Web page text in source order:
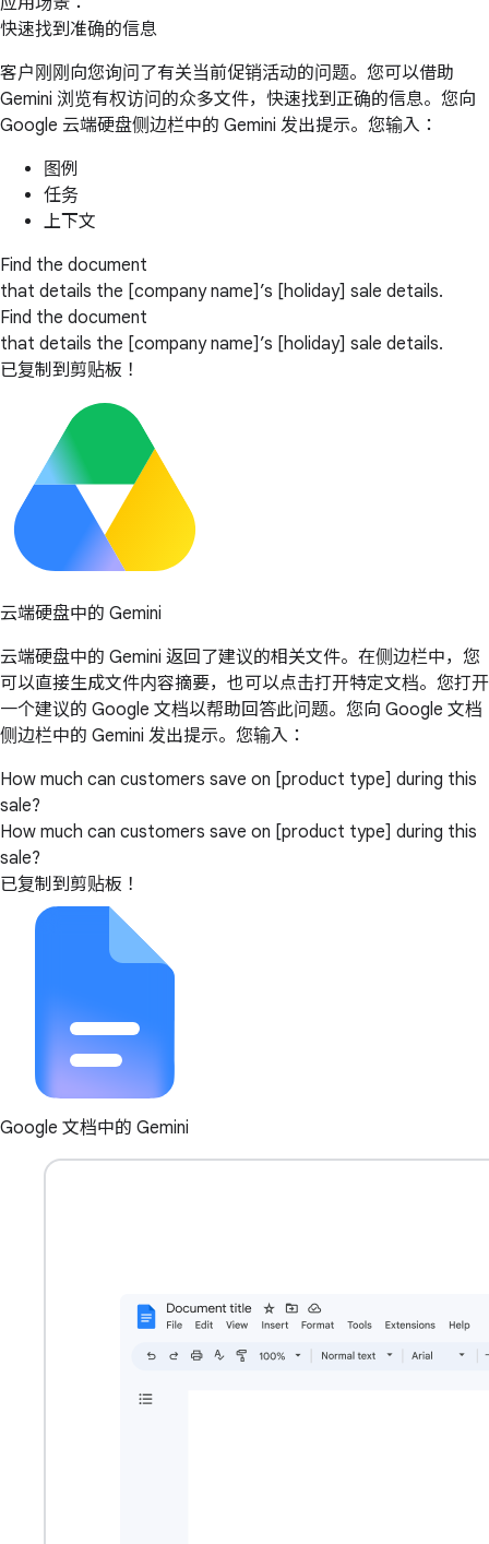
快速找到准确的信息
客户刚刚向您询问了有关当前促销活动的问题。您可以借助
Gemini 浏览有权访问的众多文件，快速找到正确的信息。您向
Google 云端硬盘侧边栏中的 Gemini 发出提示。您输入：
图例
任务
上下文
Find the document
that details the [company name]’s [holiday] sale details.
Find the document
that details the [company name]’s [holiday] sale details.
已复制到剪贴板！
云端硬盘中的 Gemini
云端硬盘中的 Gemini 返回了建议的相关文件。在侧边栏中，您
可以直接生成文件内容摘要，也可以点击打开特定文档。您打开
一个建议的 Google 文档以帮助回答此问题。您向 Google 文档
侧边栏中的 Gemini 发出提示。您输入：
How much can customers save on [product type] during this
sale?
How much can customers save on [product type] during this
sale?
已复制到剪贴板！
Google 文档中的 Gemini